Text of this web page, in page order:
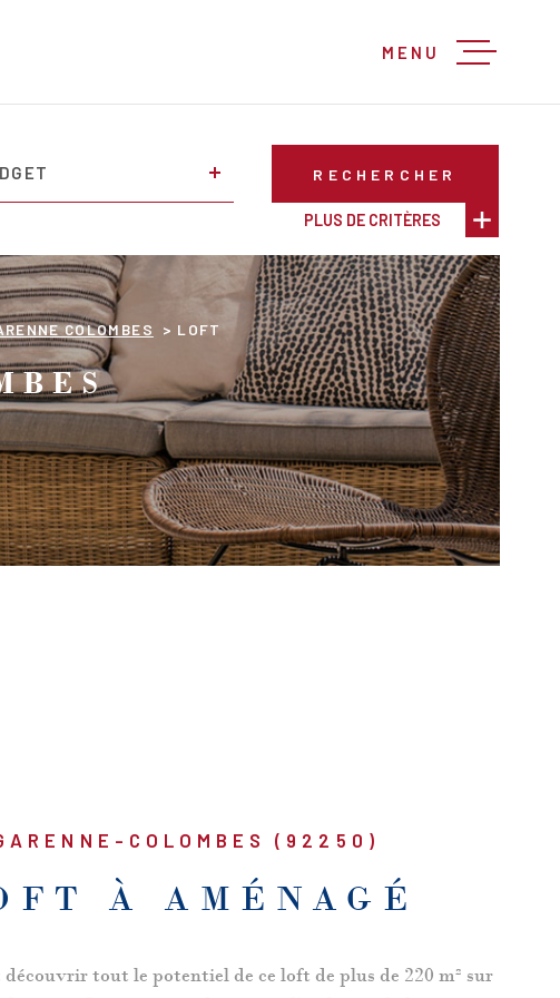
MENU
PLUS DE CRITÈRES
RECHERCHER
COLOMBES LOFT
COLOMBES (92250)
À AMÉNAGÉ
découvrir tout le potentiel de ce loft de plus de 220 m² sur